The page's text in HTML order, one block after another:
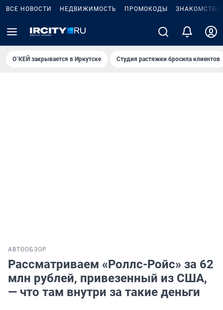
ВСЕ НОВОСТИ НЕДВИЖИМОСТЬ ПРОМОКОДЫ ЗНАКОМСТВА
О`КЕЙ закрывается в Иркутске Студия растяжки бросила клиентов
АВТООБЗОР
Рассматриваем «Роллс-Ройс» за 62
млн рублей, привезенный из США,
— что там внутри за такие деньги